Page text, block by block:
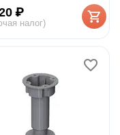
₽
налог)